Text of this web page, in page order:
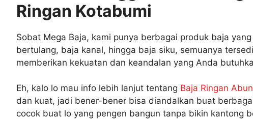
Ringan Kotabumi
Sobat Mega Baja, kami punya berbagai produk baja
bertulang, baja kanal, hingga baja siku, semuanya
memberikan kekuatan dan keandalan yang Anda
Eh, kalo lo mau info lebih lanjut tentang Baja Ringan
dan kuat, jadi bener-bener bisa diandalkan buat
cocok buat lo yang pengen bangun tanpa bikin kantong